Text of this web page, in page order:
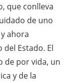
que conlleva
de uno
ahora
Estado. El
de por vida, un
y de la